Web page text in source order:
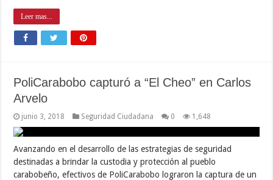
Leer mas...
PoliCarabobo capturó a “El Cheo” en Carlos
Arvelo
junio 3, 2018 Seguridad Ciudadana 0 1,648
Avanzando en el desarrollo de las estrategias de seguridad
destinadas a brindar la custodia y protección al pueblo
carabobeño, efectivos de PoliCarabobo lograron la captura de un